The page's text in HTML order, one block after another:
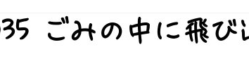
用語 ごみの中に飛び